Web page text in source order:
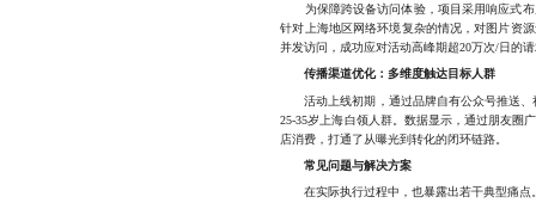
为保障跨设备访问体验，项目采用响应式布
针对上海地区网络环境复杂的情况，对图片资
并发访问，成功应对活动高峰期超20万次/日的
传播渠道优化：多维度触达目标人群
活动上线初期，通过品牌自有公众号推送、
25-35岁上海白领人群。数据显示，通过朋友圈
店消费，打通了从曝光到转化的闭环链路。
常见问题与解决方案
在实际执行过程中，也暴露出若干典型痛点